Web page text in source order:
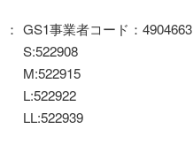
GS1事業者コード：4904663
S:522908
M:522915
L:522922
LL:522939